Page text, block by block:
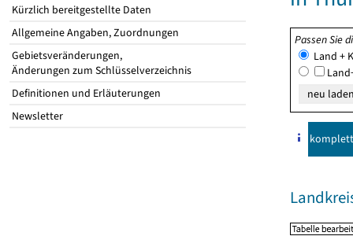
Kürzlich bereitgestellte Daten
Allgemeine Angaben, Zuordnungen
Gebietsveränderungen,
Änderungen zum Schlüsselverzeichnis
Definitionen und Erläuterungen
Newsletter
Passen Sie
Land +
komplett